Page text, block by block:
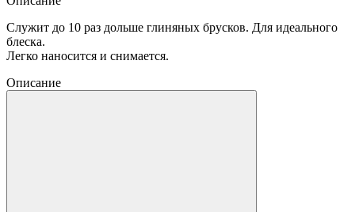
Служит до 10 раз дольше глиняных брусков. Для идеального
блеска.
Легко наносится и снимается.
Описание